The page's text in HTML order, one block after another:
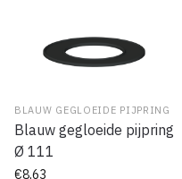
BLAUW GEGLOEIDE PIJPRING
Blauw gegloeide pijpring
Ø 111
€8,63